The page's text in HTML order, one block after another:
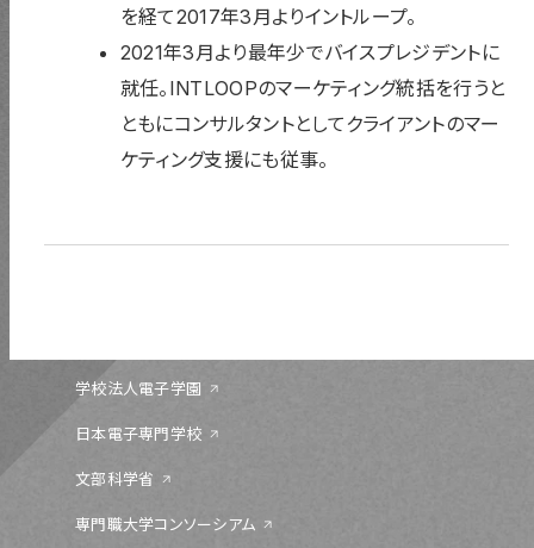
を経て2017年3月よりイントループ。
2021年3月より最年少でバイスプレジデントに
就任。INTLOOPのマーケティング統括を行うと
ともにコンサルタントとしてクライアントのマー
ケティング支援にも従事。
学校法人電子学園
日本電子専門学校
文部科学省
専門職大学コンソーシアム